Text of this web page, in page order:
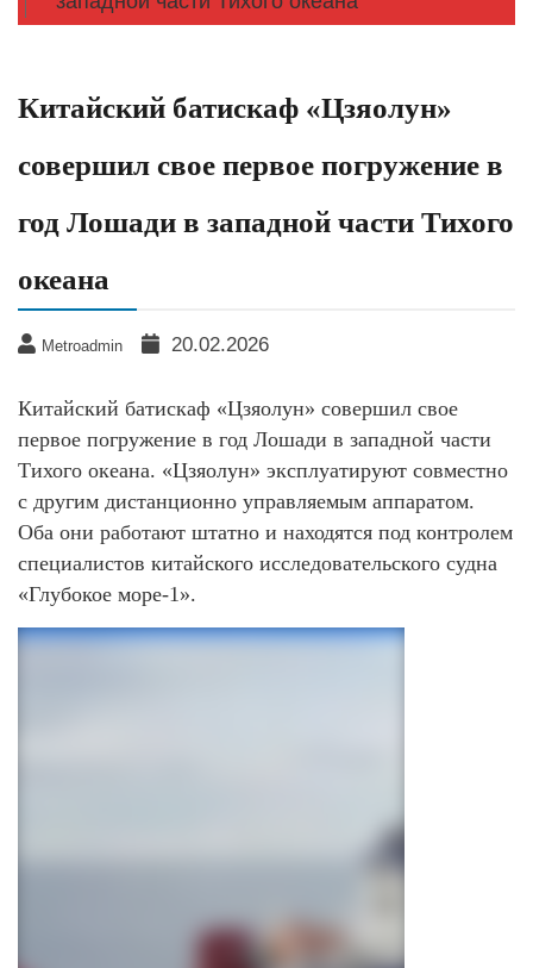
Китайский батискаф «Цзяолун»
совершил свое первое погружение в
год Лошади в западной части Тихого
океана
Metroadmin 20.02.2026
Китайский батискаф «Цзяолун» совершил свое
первое погружение в год Лошади в западной части
Тихого океана. «Цзяолун» эксплуатируют совместно
с другим дистанционно управляемым аппаратом.
Оба они работают штатно и находятся под контролем
специалистов китайского исследовательского судна
«Глубокое море-1».